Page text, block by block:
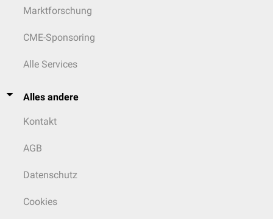
Marktforschung
CME-Sponsoring
Alle Services
Alles andere
Kontakt
AGB
Datenschutz
Cookies